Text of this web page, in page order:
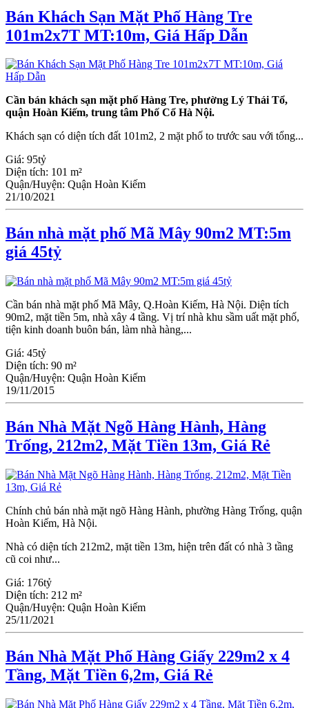
Bán Khách Sạn Mặt Phố Hàng Tre
101m2x7T MT:10m, Giá Hấp Dẫn
Cần bán khách sạn mặt phố Hàng Tre, phường Lý Thái Tổ,
quận Hoàn Kiếm, trung tâm Phố Cổ Hà Nội.
Khách sạn có diện tích đất 101m2, 2 mặt phố to trước sau với tổng...
Giá: 95tỷ
Diện tích: 101 m²
Quận/Huyện: Quận Hoàn Kiếm
21/10/2021
Bán nhà mặt phố Mã Mây 90m2 MT:5m
giá 45tỷ
Cần bán nhà mặt phố Mã Mây, Q.Hoàn Kiếm, Hà Nội. Diện tích
90m2, mặt tiền 5m, nhà xây 4 tầng. Vị trí nhà khu sầm uất mặt phố,
tiện kinh doanh buôn bán, làm nhà hàng,...
Giá: 45tỷ
Diện tích: 90 m²
Quận/Huyện: Quận Hoàn Kiếm
19/11/2015
Bán Nhà Mặt Ngõ Hàng Hành, Hàng
Trống, 212m2, Mặt Tiền 13m, Giá Rẻ
Chính chủ bán nhà mặt ngõ Hàng Hành, phường Hàng Trống, quận
Hoàn Kiếm, Hà Nội.
Nhà có diện tích 212m2, mặt tiền 13m, hiện trên đất có nhà 3 tầng
cũ coi như...
Giá: 176tỷ
Diện tích: 212 m²
Quận/Huyện: Quận Hoàn Kiếm
25/11/2021
Bán Nhà Mặt Phố Hàng Giấy 229m2 x 4
Tầng, Mặt Tiền 6,2m, Giá Rẻ